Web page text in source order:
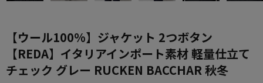
【ウール100%】ジャケット 2つボタン
【REDA】イタリアインポート素材 軽量仕立て
チェック グレー RUCKEN BACCHAR 秋冬